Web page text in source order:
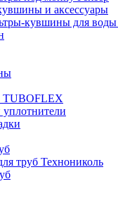
и аксессуары
кувшины для
TUBOFLEX
уплотнители
труб Технониколь